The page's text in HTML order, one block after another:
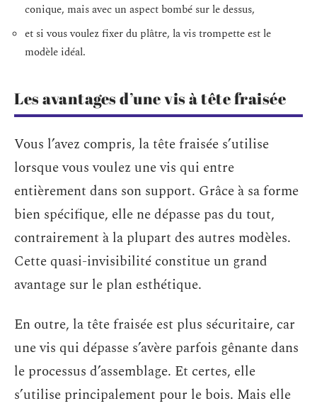
conique, mais avec un aspect bombé sur le dessus,
et si vous voulez fixer du plâtre, la vis trompette est le
modèle idéal.
Les avantages d’une vis à tête fraisée
Vous l’avez compris, la tête fraisée s’utilise
lorsque vous voulez une vis qui entre
entièrement dans son support. Grâce à sa forme
bien spécifique, elle ne dépasse pas du tout,
contrairement à la plupart des autres modèles.
Cette quasi-invisibilité constitue un grand
avantage sur le plan esthétique.
En outre, la tête fraisée est plus sécuritaire, car
une vis qui dépasse s’avère parfois gênante dans
le processus d’assemblage. Et certes, elle
s’utilise principalement pour le bois. Mais elle